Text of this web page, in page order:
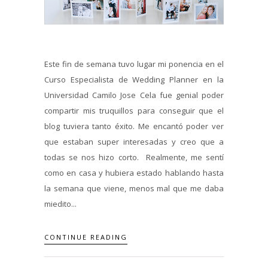
Este fin de semana tuvo lugar mi ponencia en el
Curso Especialista de Wedding Planner en la
Universidad Camilo Jose Cela fue genial poder
compartir mis truquillos para conseguir que el
blog tuviera tanto éxito. Me encantó poder ver
que estaban super interesadas y creo que a
todas se nos hizo corto. Realmente, me sentí
como en casa y hubiera estado hablando hasta
la semana que viene, menos mal que me daba
miedito...
CONTINUE READING